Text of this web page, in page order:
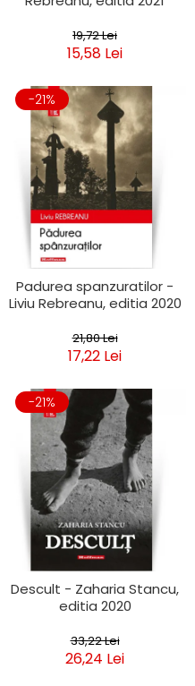
19,72 Lei
15,58 Lei
-21%
Padurea spanzuratilor -
Liviu Rebreanu, editia 2020
21,80 Lei
17,22 Lei
-21%
Descult - Zaharia Stancu,
editia 2020
33,22 Lei
26,24 Lei